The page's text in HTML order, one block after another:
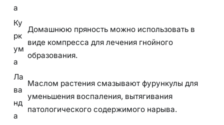
а
Ку
рк
ум
а
Домашнюю пряность можно использовать в
виде компресса для лечения гнойного
образования.
Ла
ва
нд
а
Маслом растения смазывают фурункулы для
уменьшения воспаления, вытягивания
патологического содержимого нарыва.